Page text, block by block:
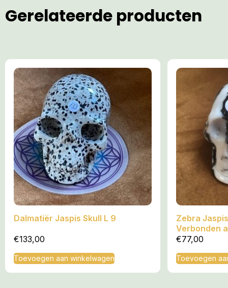
Gerelateerde producten
Dalmatiër Jaspis Skull L 9
€133,00
Toevoegen aan winkelwagen
Zebra
Verbonden
Dimensie
€77,00
Toevoegen